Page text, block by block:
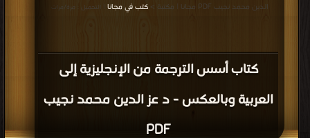
كتاب أسس الترجمة من الإنجليزية إلى
العربية وبالعكس - د عز الدين محمد نجيب
PDF
الدين محمد نجيب PDF مجانا | مكتبة >
كتب في مجانا | التحميل : مرة/مرات